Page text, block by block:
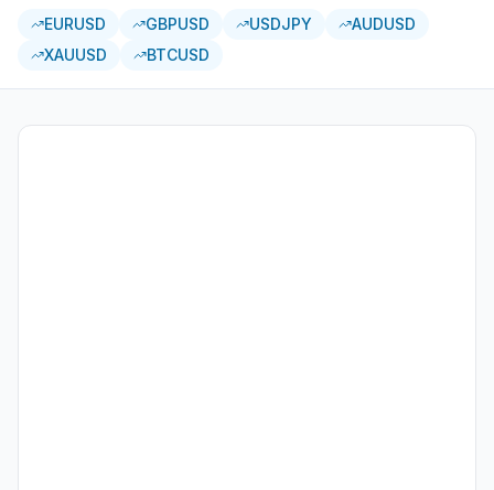
EURUSD GBPUSD USDJPY
AUDUSD
XAUUSD
BTCUSD